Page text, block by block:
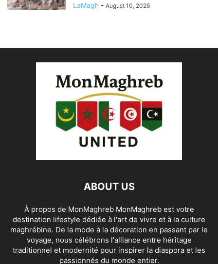
LaMagh - August 10, 2026
ABOUT US
À propos de MonMaghreb MonMaghreb est votre
destination lifestyle dédiée à l'art de vivre et à la culture
maghrébine. De la mode à la décoration en passant par le
voyage, nous célébrons l'alliance entre héritage
traditionnel et modernité pour inspirer la diaspora et les
passionnés du monde entier.